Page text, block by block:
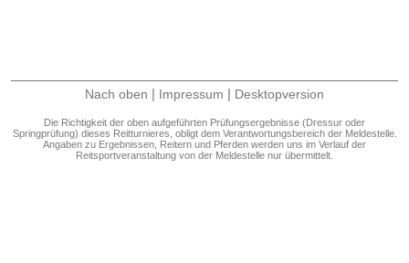
Nach oben | Impressum | Desktopversion
Die Richtigkeit der oben aufgeführten Prüfungsergebnisse (Dressur oder
Springprüfung) dieses Reitturnieres, obligt dem Verantwortungsbereich der Meldestelle.
Angaben zu Ergebnissen, Reitern und Pferden werden uns im Verlauf der
Reitsportveranstaltung von der Meldestelle nur übermittelt.